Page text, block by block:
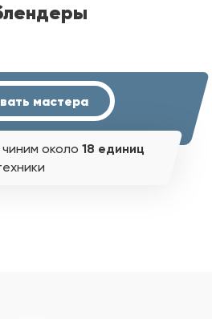
мастера
около 18 единиц